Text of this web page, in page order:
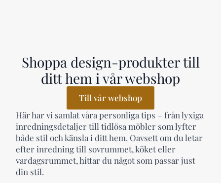
Shoppa design-produkter till
ditt hem i vår webshop
Till vår webshop
Här har vi samlat våra personliga tips – från lyxiga
inredningsdetaljer till tidlösa möbler som lyfter
både stil och känsla i ditt hem. Oavsett om du letar
efter inredning till sovrummet, köket eller
vardagsrummet, hittar du något som passar just
din stil.